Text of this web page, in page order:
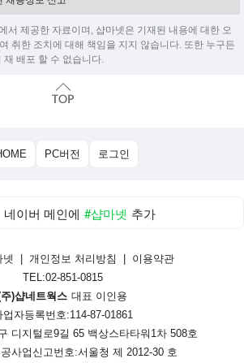
서 제공한 자료이며, 샵마넷은 기재된 내용에 대한 오
취한 조치에 대해 책임을 지지 않습니다. 또한 누구든
재 배포 할 수 없습니다.
PC버전 로그인
네이버 메인에 #샵마넷 추가
개인정보 처리방침
이용약관
TEL:02-851-0815
)샵네트웍스 대표 이인용
업자등록번호:114-87-01861
디지털로9길 65 백상스타타워1차 508호
사업신고번호:서울청 제 2012-30 호